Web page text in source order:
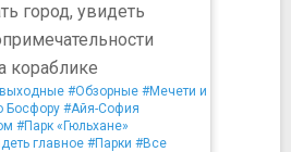
город, увидеть
кораблике
#Обзорные #Мечети и
Босфору #Айя-София
#Парк «Гюльхане»
главное #Парки #Все